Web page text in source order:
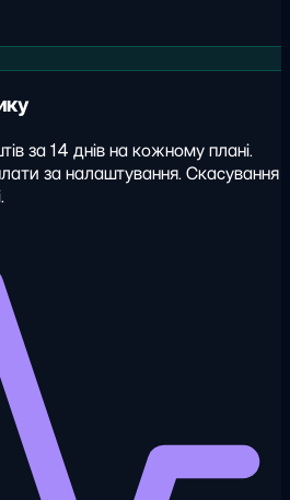
за 14 днів на кожному плані.
за налаштування. Скасування